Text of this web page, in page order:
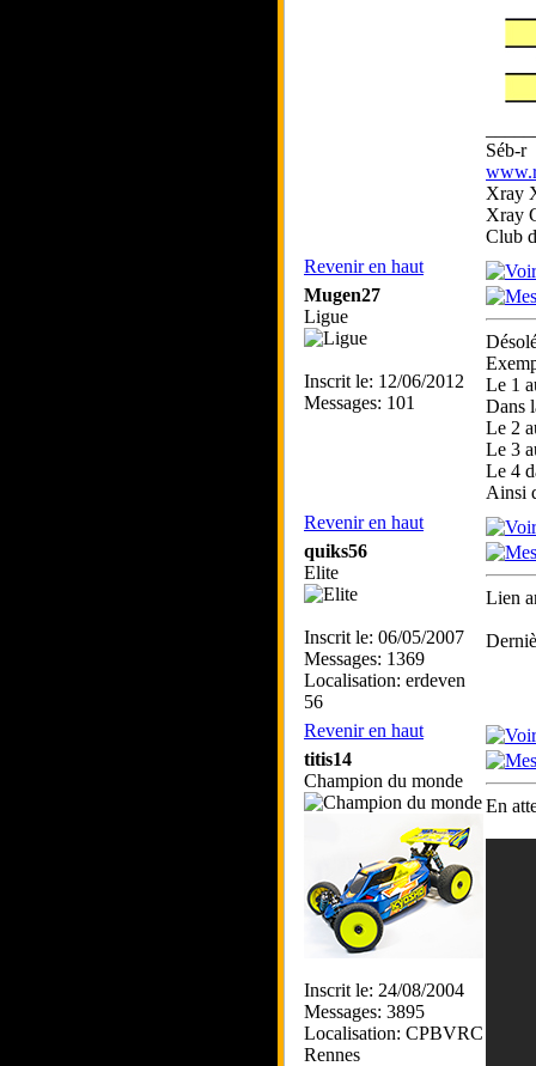
Séb-r
Xray
Xray
Club
Revenir en haut
Mugen27
Ligue
Inscrit le: 12/06/2012
Messages: 101
Le 1
Dans
Le 2
Le 3
Le 4
Ainsi
Revenir en haut
quiks56
Elite
Inscrit le: 06/05/2007
Messages: 1369
Localisation: erdeven
56
Lien
Revenir en haut
titis14
Champion du monde
Inscrit le: 24/08/2004
Messages: 3895
Localisation: CPBVRC
Rennes
En